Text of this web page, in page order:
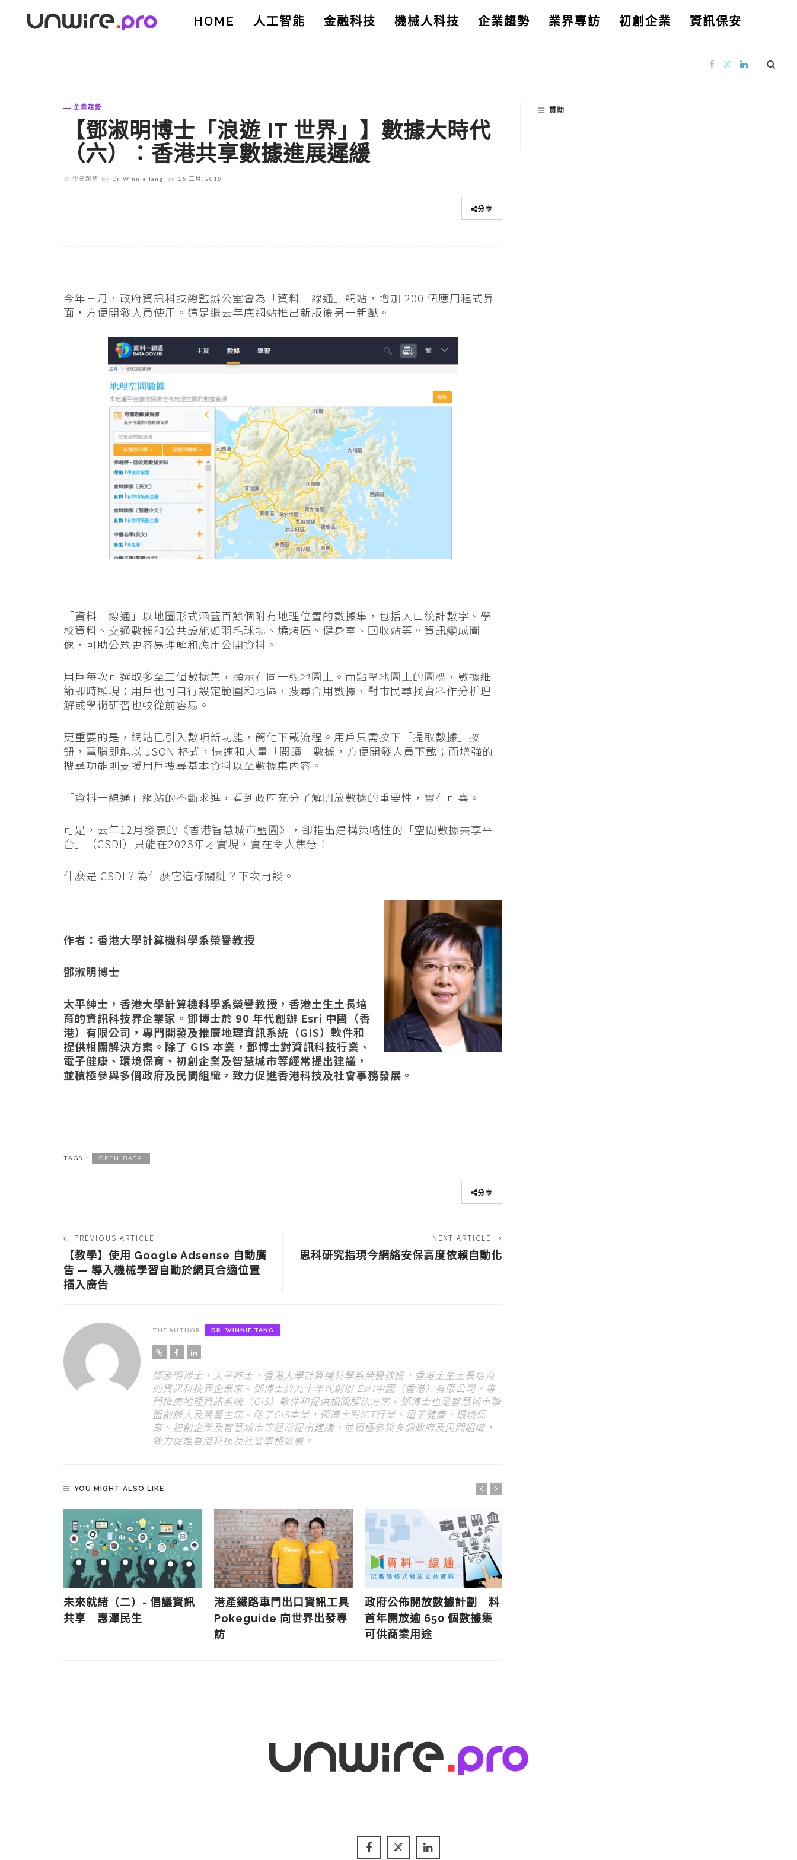
HOME 人工智能 金融科技 機械人科技 企業趨勢 業界專訪 初創企業 資訊保安
企業趨勢
【鄧淑明博士「浪遊 IT 世界」】數據大時代
（六）：香港共享數據進展遲緩
企業趨勢 by Dr. Winnie Tang on 25 二月, 2018
分享
今年三月，政府資訊科技總監辦公室會為「資料一線通」網站，增加 200 個應用程式界
面，方便開發人員使用。這是繼去年底網站推出新版後另一新猷。
「資料一線通」以地圖形式涵蓋百餘個附有地理位置的數據集，包括人口統計數字、學
校資料、交通數據和公共設施如羽毛球場、燒烤區、健身室、回收站等。資訊變成圖
像，可助公眾更容易理解和應用公開資料。
用戶每次可選取多至三個數據集，顯示在同一張地圖上。而點擊地圖上的圖標，數據細
節即時顯現；用戶也可自行設定範圍和地區，搜尋合用數據，對巿民尋找資料作分析理
解或學術研習也較從前容易。
更重要的是，網站已引入數項新功能，簡化下載流程。用戶只需按下「提取數據」按
鈕，電腦即能以 JSON 格式，快速和大量「閱讀」數據，方便開發人員下載；而增強的
搜尋功能則支援用戶搜尋基本資料以至數據集內容。
「資料一線通」網站的不斷求進，看到政府充分了解開放數據的重要性，實在可喜。
可是，去年12月發表的《香港智慧城市藍圖》，卻指出建構策略性的「空間數據共享平
台」（CSDI）只能在2023年才實現，實在令人焦急！
什麽是 CSDI？為什麽它這樣關鍵？下次再談。
作者：香港大學計算機科學系榮譽教授
鄧淑明博士
太平紳士，香港大學計算機科學系榮譽教授，香港土生土長培
育的資訊科技界企業家。鄧博士於 90 年代創辦 Esri 中國（香
港）有限公司，專門開發及推廣地理資訊系統（GIS）軟件和
提供相關解決方案。除了 GIS 本業，鄧博士對資訊科技行業、
電子健康、環境保育、初創企業及智慧城市等經常提出建議，
並積極參與多個政府及民間組織，致力促進香港科技及社會事務發展。
TAGS : OPEN DATA
分享
PREVIOUS ARTICLE
【教學】使用 Google Adsense 自動廣
告 — 導入機械學習自動於網頁合適位置
插入廣告
NEXT ARTICLE
思科研究指現今網絡安保高度依賴自動化
THE AUTHOR DR. WINNIE TANG
鄧淑明博士，太平紳士，香港大學計算機科學系榮譽教授，香港土生土長培育
的資訊科技界企業家。鄧博士於九十年代創辦 Esri中國（香港）有限公司，專
門推廣地理資訊系統（GIS）軟件和提供相關解決方案。鄧博士也是智慧城市聯
盟創辦人及榮譽主席。除了GIS本業，鄧博士對ICT行業、電子健康、環境保
育、初創企業及智慧城市等經常提出建議，並積極參與多個政府及民間組織，
致力促進香港科技及社會事務發展。
YOU MIGHT ALSO LIKE
未來就緒（二）- 倡議資訊
共享 惠澤民生
港產鐵路車門出口資訊工具
Pokeguide 向世界出發專
訪
政府公佈開放數據計劃 料
首年開放逾 650 個數據集
可供商業用途
贊助